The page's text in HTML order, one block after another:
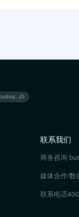
联系我们
商务咨询
媒体合作/数
联系电话